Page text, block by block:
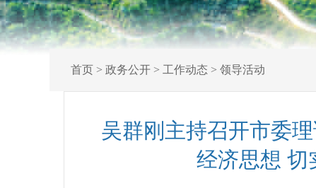
首页> 政务公开> 工作动态 > 领导活动
吴群刚主持召开市委
经济思想 切